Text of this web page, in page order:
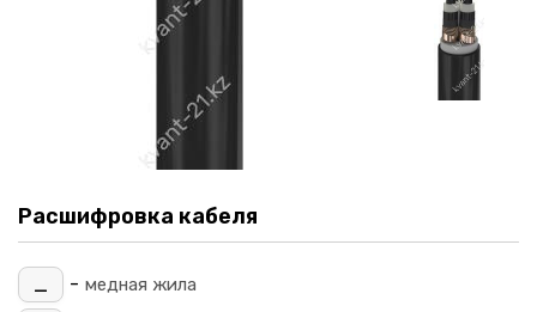
Расшифровка кабеля
_ - медная жила